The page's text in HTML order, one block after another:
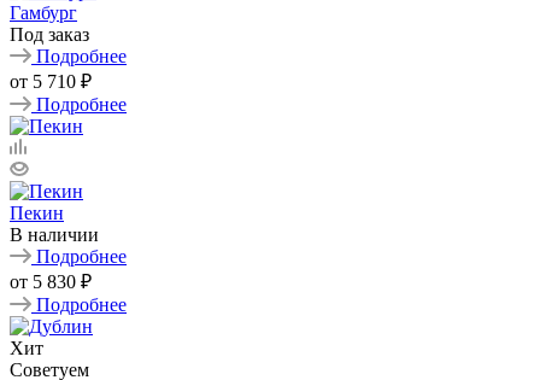
Гамбург
Под заказ
Подробнее
от 5 710 ₽
Подробнее
Пекин
В наличии
Подробнее
от 5 830 ₽
Подробнее
Хит
Советуем